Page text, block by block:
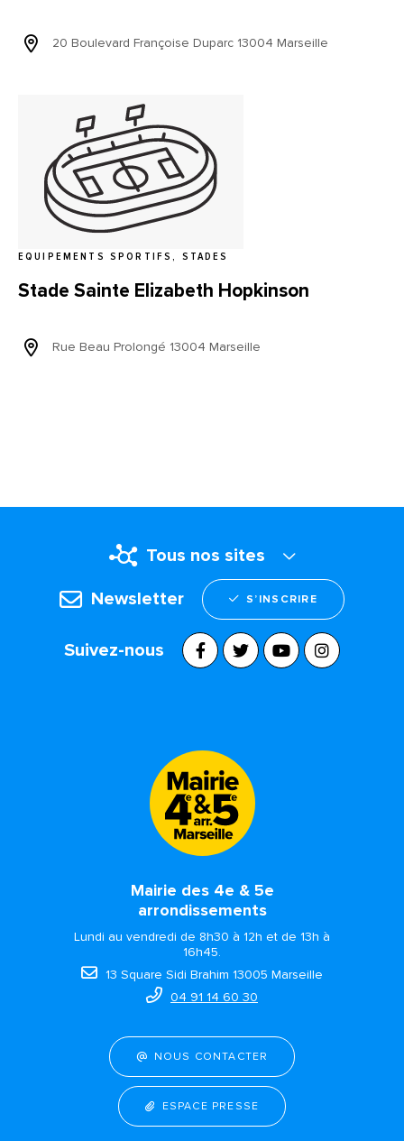
20 Boulevard Françoise Duparc 13004 Marseille
EQUIPEMENTS SPORTIFS, STADES
Stade Sainte Elizabeth Hopkinson
Rue Beau Prolongé 13004 Marseille
Tous nos sites
Newsletter S’INSCRIRE
Suivez-nous
Mairie des 4e & 5e
arrondissements
Lundi au vendredi de 8h30 à 12h et de 13h à
16h45.
13 Square Sidi Brahim 13005 Marseille
04 91 14 60 30
NOUS CONTACTER
ESPACE PRESSE